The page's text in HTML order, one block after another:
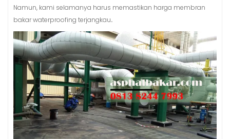
Namun, kami selamanya harus memastikan harga membran
bakar waterproofing terjangkau.